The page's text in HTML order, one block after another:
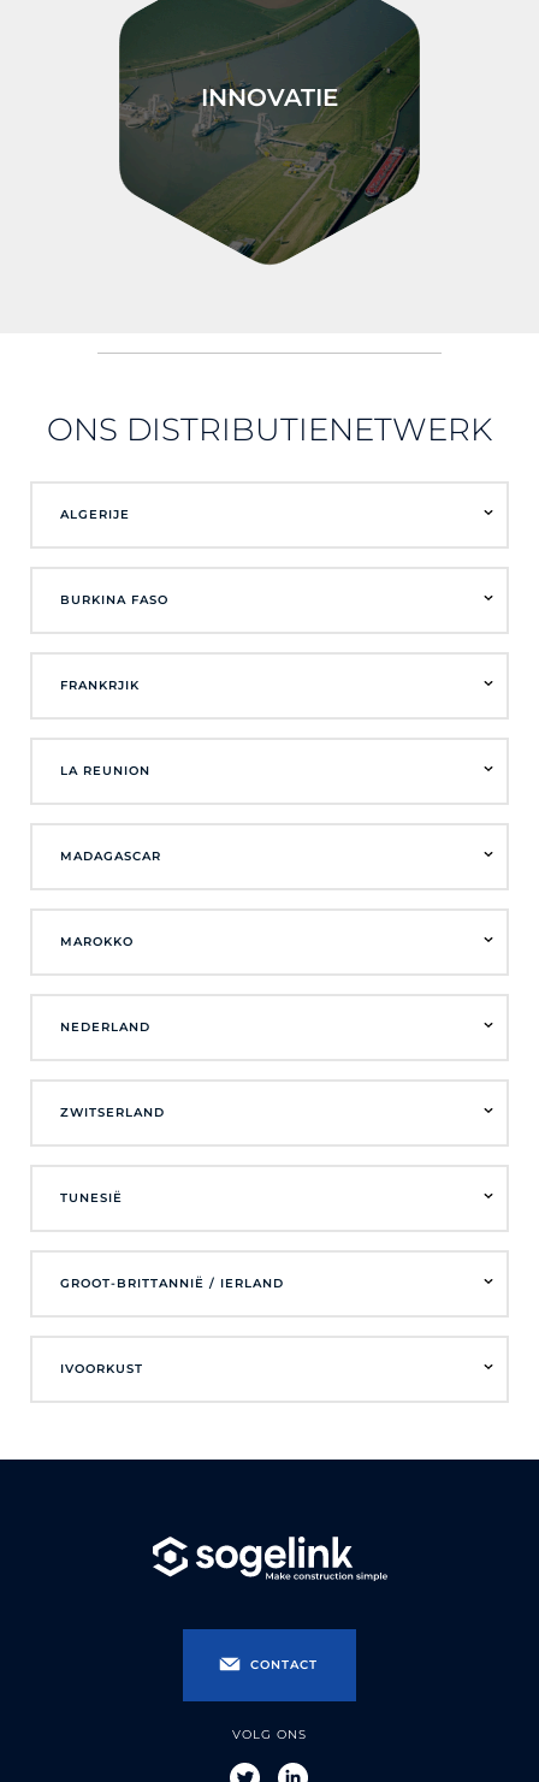
INNOVATIE
ONS DISTRIBUTIENETWERK
ALGERIJE
BURKINA FASO
FRANKRJIK
LA REUNION
MADAGASCAR
MAROKKO
NEDERLAND
ZWITSERLAND
TUNESIË
GROOT-BRITTANNIË / IERLAND
IVOORKUST
CONTACT
VOLG ONS